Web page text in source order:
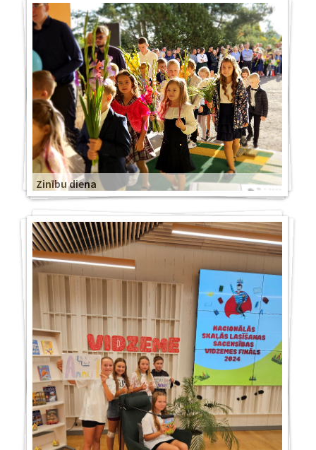
Zinību diena